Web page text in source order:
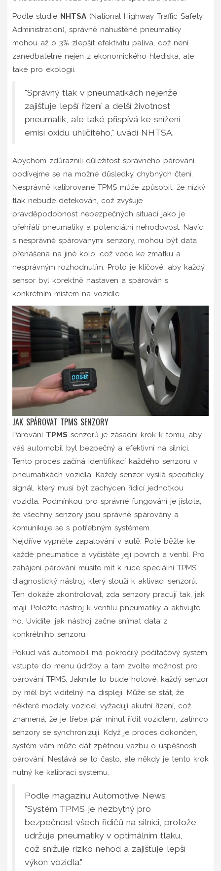
Podle studie NHTSA (National Highway Traffic Safety
Administration), správně nahuštěné pneumatiky
mohou až o 3% zlepšit efektivitu paliva, což není
zanedbatelné nejen z ekonomického hlediska, ale
také pro ekologii.
"Správný tlak v pneumatikách nejenže
zajišťuje lepší řízení a delší životnost
pneumatik, ale také přispívá ke snížení
emisí oxidu uhličitého," uvádí NHTSA.
Abychom zdůraznili důležitost správného párování,
podívejme se na možné důsledky chybných čtení.
Nesprávně kalibrované TPMS může způsobit, že nízký
tlak nebude detekován, což zvyšuje
pravděpodobnost nebezpečných situací jako je
přehřátí pneumatiky a potenciální nehodovost. Navíc,
s nesprávně spárovanými senzory, mohou být data
přenášena na jiné kolo, což vede ke zmatku a
nesprávným rozhodnutím. Proto je klíčové, aby každý
sensor byl korektně nastaven a spárován s
konkrétním místem na vozidle.
JAK SPÁROVAT TPMS SENZORY
Párování TPMS senzorů je zásadní krok k tomu, aby
váš automobil byl bezpečný a efektivní na silnici.
Tento proces začíná identifikací každého senzoru v
pneumatikách vozidla. Každý senzor vysílá specifický
signál, který musí být zachycen řídicí jednotkou
vozidla. Podmínkou pro správné fungování je jistota,
že všechny senzory jsou správně spárovány a
komunikuje se s potřebným systémem.
Nejdříve vypněte zapalování v autě. Poté běžte ke
každé pneumatice a vyčistěte její povrch a ventil. Pro
zahájení párování musíte mít k ruce speciální TPMS
diagnostický nástroj, který slouží k aktivaci senzorů.
Ten dokáže zkontrolovat, zda senzory pracují tak, jak
mají. Položte nástroj k ventilu pneumatiky a aktivujte
ho. Uvidíte, jak nástroj začne snímat data z
konkrétního senzoru.
Pokud váš automobil má pokročilý počítačový systém,
vstupte do menu údržby a tam zvolte možnost pro
párování TPMS. Jakmile to bude hotové, každý senzor
by měl být viditelný na displeji. Může se stát, že
některé modely vozidel vyžadují akutní řízení, což
znamená, že je třeba pár minut řídit vozidlem, zatímco
senzory se synchronizují. Když je proces dokončen,
systém vám může dát zpětnou vazbu o úspěšnosti
párování. Nestává se to často, ale někdy je tento krok
nutný ke kalibraci systému.
Podle magazínu Automotive News
"Systém TPMS je nezbytný pro
bezpečnost všech řidičů na silnici, protože
udržuje pneumatiky v optimálním tlaku,
což snižuje riziko nehod a zajišťuje lepší
výkon vozidla."